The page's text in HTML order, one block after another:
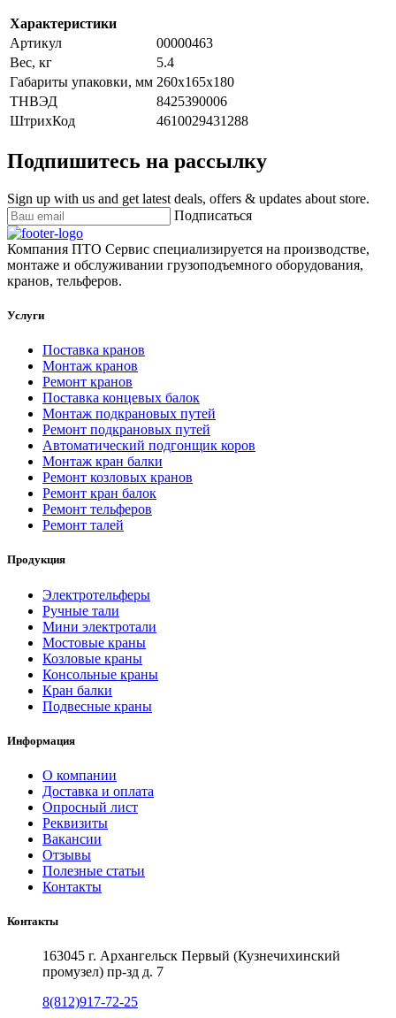
Характеристики
Артикул
00000463
Вес, кг
5.4
Габариты упаковки, мм 260х165х180
ТНВЭД
8425390006
ШтрихКод
4610029431288
Подпишитесь на рассылку
Sign up with us and get latest deals, offers & updates about store.
Подписаться
Компания ПТО Сервис специализируется на производстве,
монтаже и обслуживании грузоподъемного оборудования,
кранов, тельферов.
Услуги
Поставка кранов
Монтаж кранов
Ремонт кранов
Поставка концевых балок
Монтаж подкрановых путей
Ремонт подкрановых путей
Автоматический подгонщик коров
Монтаж кран балки
Ремонт козловых кранов
Ремонт кран балок
Ремонт тельферов
Ремонт талей
Продукция
Электротельферы
Ручные тали
Мини электротали
Мостовые краны
Козловые краны
Консольные краны
Кран балки
Подвесные краны
Информация
О компании
Доставка и оплата
Опросный лист
Реквизиты
Вакансии
Отзывы
Полезные статьи
Контакты
Контакты
163045 г. Архангельск Первый (Кузнечихинский
промузел) пр-зд д. 7
8(812)917-72-25